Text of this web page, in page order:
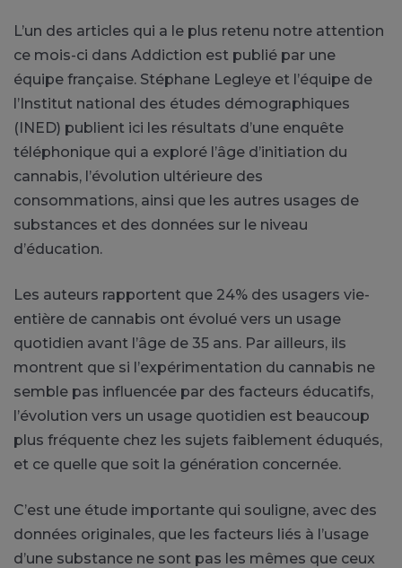
L’un des articles qui a le plus retenu notre attention
ce mois-ci dans Addiction est publié par une
équipe française. Stéphane Legleye et l’équipe de
l’Institut national des études démographiques
(INED) publient ici les résultats d’une enquête
téléphonique qui a exploré l’âge d’initiation du
cannabis, l’évolution ultérieure des
consommations, ainsi que les autres usages de
substances et des données sur le niveau
d’éducation.
Les auteurs rapportent que 24% des usagers vie-
entière de cannabis ont évolué vers un usage
quotidien avant l’âge de 35 ans. Par ailleurs, ils
montrent que si l’expérimentation du cannabis ne
semble pas influencée par des facteurs éducatifs,
l’évolution vers un usage quotidien est beaucoup
plus fréquente chez les sujets faiblement éduqués,
et ce quelle que soit la génération concernée.
C’est une étude importante qui souligne, avec des
données originales, que les facteurs liés à l’usage
d’une substance ne sont pas les mêmes que ceux